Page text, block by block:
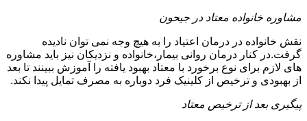
مشاوره خانواده معتاد در جیحون
نقش خانواده در درمان اعتیاد را به هیچ وجه نمی توان نادیده
گرفت.در کنار درمان روانی بیمار،خانواده و نزدیکان نیز باید مشاوره
های لازم برای نوع برخورد با معتاد بهبود یافته را آموزش ببینند تا بعد
از بهبودی و ترخیص از کلینیک فرد دوباره به مصرف تمایل پیدا نکند.
پیگیری بعد از ترخیص معتاد